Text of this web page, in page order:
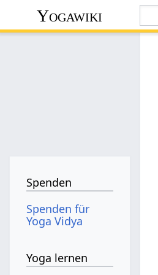
Yogawiki
Spenden
Spenden für
Yoga Vidya
Yoga lernen